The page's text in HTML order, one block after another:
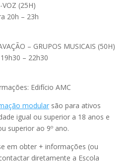
VOZ (25H)
20h – 23h
– GRUPOS MUSICAIS (50H)
– 22h30
Edifício AMC
modularsão para ativos
igual ou superior a 18 anos e
superior ao 9º ano.
em obter + informações (ou
diretamente a Escola